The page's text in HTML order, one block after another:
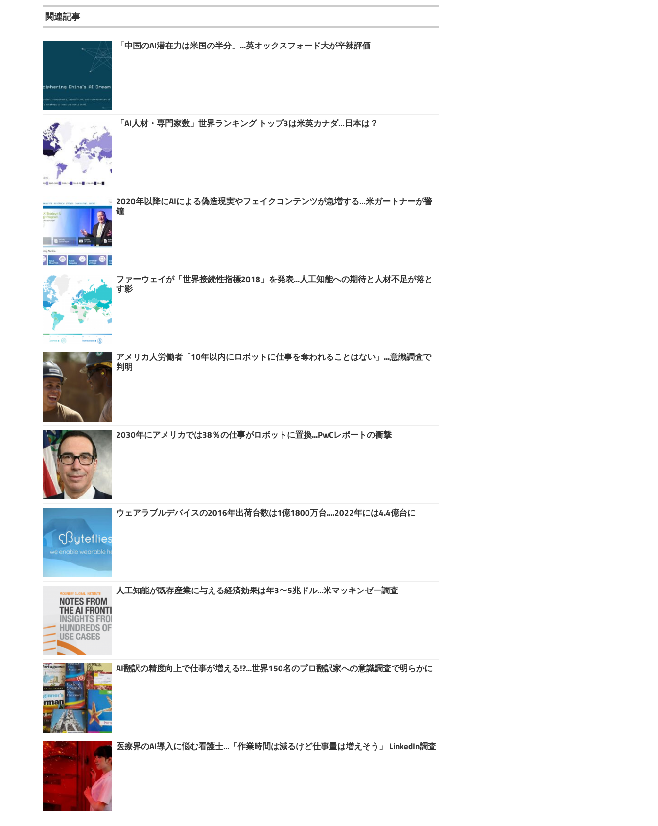
関連記事
「中国のAI潜在力は米国の半分」...英オックスフォード大が辛辣評価
「AI人材・専門家数」世界ランキング トップ3は米英カナダ…日本は？
2020年以降にAIによる偽造現実やフェイクコンテンツが急増する…米ガートナーが警
鐘
ファーウェイが「世界接続性指標2018」を発表...人工知能への期待と人材不足が落と
す影
アメリカ人労働者「10年以内にロボットに仕事を奪われることはない」...意識調査で
判明
2030年にアメリカでは38％の仕事がロボットに置換...PwCレポートの衝撃
ウェアラブルデバイスの2016年出荷台数は1億1800万台....2022年には4.4億台に
人工知能が既存産業に与える経済効果は年3〜5兆ドル...米マッキンゼー調査
AI翻訳の精度向上で仕事が増える!?...世界150名のプロ翻訳家への意識調査で明らかに
医療界のAI導入に悩む看護士...「作業時間は減るけど仕事量は増えそう」 LinkedIn調査